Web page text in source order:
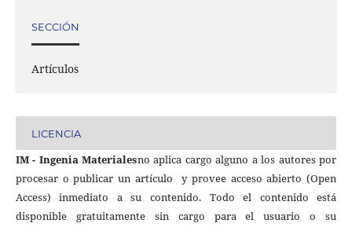
SECCIÓN
Artículos
LICENCIA
IM - Ingenia Materialesno aplica cargo alguno a los autores por
procesar o publicar un artículo
y provee acceso abierto (Open
Access) inmediato a su contenido. Todo el contenido está
disponible gratuitamente sin cargo para el usuario o su